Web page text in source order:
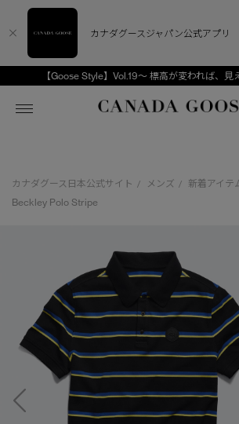
【Goose Style】Vol.19～ 標高が変われば、見
スノーグース
アンバサダー
スプリングコレクション
ウィメンズ TOP
ベストセラー
FW26コレクション
サマー 26 コレクション
サマー 26 コレクションLOOK
メンズ TOP
ベストセラー
FW26コレクション
サマー 26 コレクション
サマー 26 コレクションLOOK
キッズ TOP
キッズ（2‐7歳)
ユース（6＋歳)
コレクション
CANADA GOOSE
ウェアの下取り・再販を通じ
品の価値を受け継いでいきま
アーカイブの希少なピースもご
詳しく見る
カナダグース日本公式サイト / メンズ / 新着アイテ
Beckley Polo Stripe
カナダグースジャパン公式アプリ